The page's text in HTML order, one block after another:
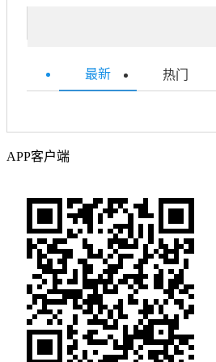
最新 热门
APP客户端